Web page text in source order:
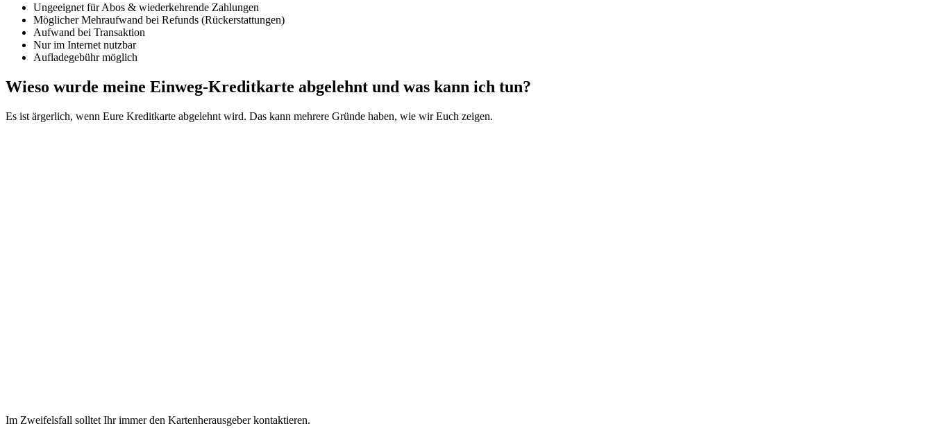
Ungeeignet für Abos & wiederkehrende Zahlungen
Möglicher Mehraufwand bei Refunds (Rückerstattungen)
Aufwand bei Transaktion
Nur im Internet nutzbar
Aufladegebühr möglich
Wieso wurde meine Einweg-Kreditkarte abgelehnt und was kann ich tun?
Es ist ärgerlich, wenn Eure Kreditkarte abgelehnt wird. Das kann mehrere Gründe haben, wie wir Euch zeigen.
Im Zweifelsfall solltet Ihr immer den Kartenherausgeber kontaktieren.